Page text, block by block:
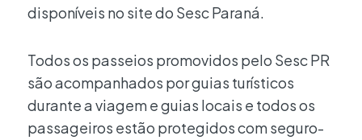
disponíveis no site do Sesc Paraná.
Todos os passeios promovidos pelo Sesc PR
são acompanhados por guias turísticos
durante a viagem e guias locais e todos os
passageiros estão protegidos com seguro-